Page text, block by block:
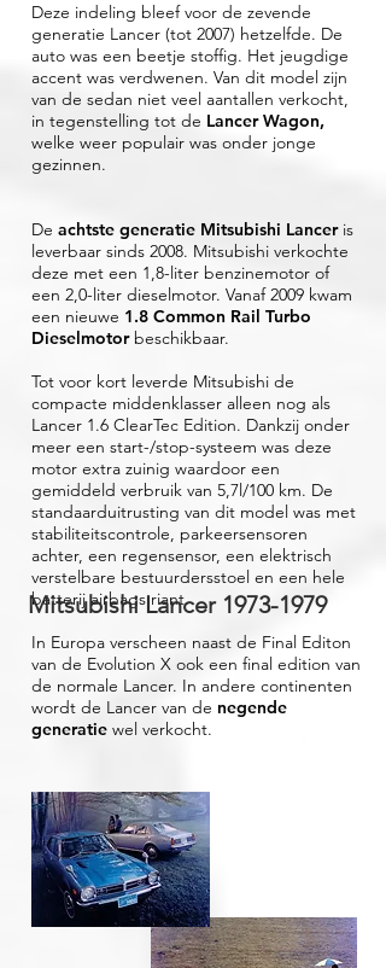
Deze indeling bleef voor de zevende
generatie Lancer (tot 2007) hetzelfde. De
auto was een beetje stoffig. Het jeugdige
accent was verdwenen. Van dit model zijn
van de sedan niet veel aantallen verkocht,
in tegenstelling tot de Lancer Wagon,
welke weer populair was onder jonge
gezinnen.
De achtste generatie Mitsubishi Lancer is
leverbaar sinds 2008. Mitsubishi verkochte
deze met een 1,8-liter benzinemotor of
een 2,0-liter dieselmotor. Vanaf 2009 kwam
een nieuwe 1.8 Common Rail Turbo
Dieselmotor beschikbaar.
Tot voor kort leverde Mitsubishi de
compacte middenklasser alleen nog als
Lancer 1.6 ClearTec Edition. Dankzij onder
meer een start-/stop-systeem was deze
motor extra zuinig waardoor een
gemiddeld verbruik van 5,7l/100 km. De
standaarduitrusting van dit model was met
stabiliteitscontrole, parkeersensoren
achter, een regensensor, een elektrisch
verstelbare bestuurdersstoel en een hele
batterij airbags riant.
In Europa verscheen naast de Final Editon
van de Evolution X ook een final edition van
de normale Lancer. In andere continenten
wordt de Lancer van de negende
generatie wel verkocht.
Mitsubishi Lancer 1973-1979